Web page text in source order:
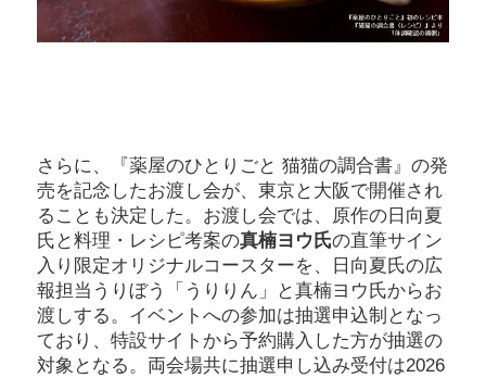
さらに、『薬屋のひとりごと 猫猫の調合書』の発
売を記念したお渡し会が、東京と大阪で開催され
ることも決定した。お渡し会では、原作の日向夏
氏と料理・レシピ考案の真楠ヨウ氏の直筆サイン
入り限定オリジナルコースターを、日向夏氏の広
報担当うりぼう「うりりん」と真楠ヨウ氏からお
渡しする。イベントへの参加は抽選申込制となっ
ており、特設サイトから予約購入した方が抽選の
対象となる。両会場共に抽選申し込み受付は2026